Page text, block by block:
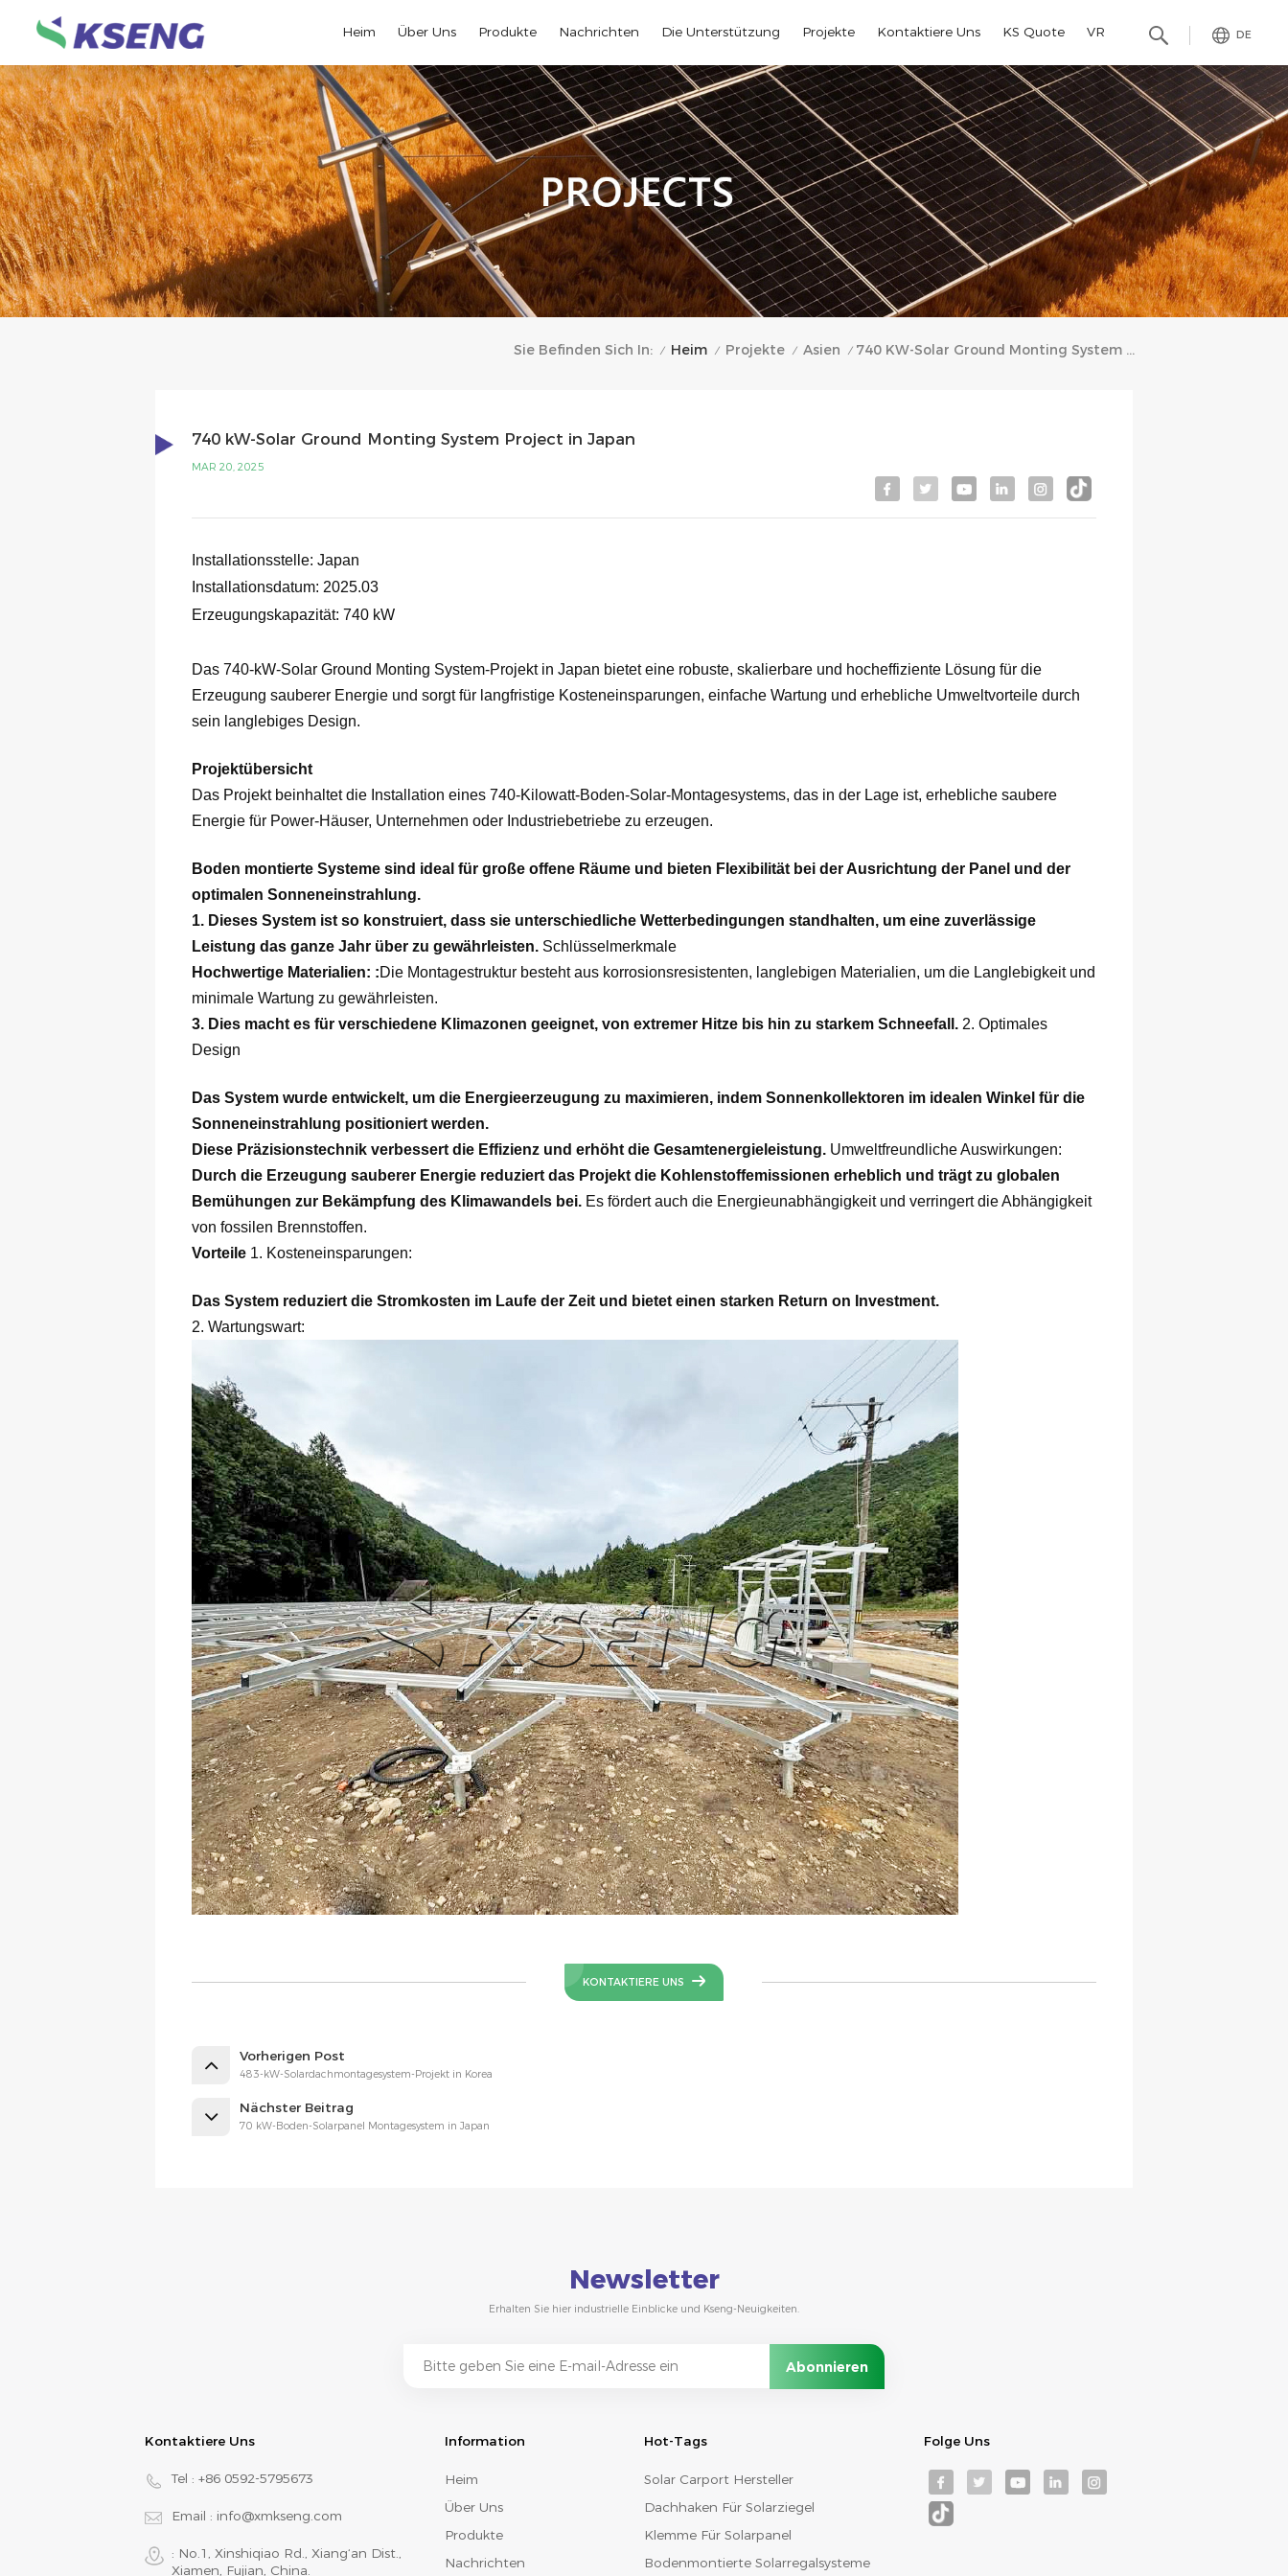
DE
Heim Über Uns Produkte Nachrichten Die Unterstützung Projekte Kontaktiere Uns KS Quote VR
Sie Befinden Sich In: / Heim / Projekte / Asien / 740 KW-Solar Ground Monting System Project In Japan
740 kW-Solar Ground Monting System Project in Japan
MAR 20, 2025
Installationsstelle: Japan
Installationsdatum: 2025.03
Erzeugungskapazität: 740 kW
Das 740-kW-Solar Ground Monting System-Projekt in Japan bietet eine robuste, skalierbare und hocheffiziente Lösung für die
Erzeugung sauberer Energie und sorgt für langfristige Kosteneinsparungen, einfache Wartung und erhebliche Umweltvorteile durch
sein langlebiges Design.
Projektübersicht
Das Projekt beinhaltet die Installation eines 740-Kilowatt-Boden-Solar-Montagesystems, das in der Lage ist, erhebliche saubere
Energie für Power-Häuser, Unternehmen oder Industriebetriebe zu erzeugen.
Boden montierte Systeme sind ideal für große offene Räume und bieten Flexibilität bei der Ausrichtung der Panel und der
optimalen Sonneneinstrahlung.
1. Dieses System ist so konstruiert, dass sie unterschiedliche Wetterbedingungen standhalten, um eine zuverlässige
Leistung das ganze Jahr über zu gewährleisten. Schlüsselmerkmale
Hochwertige Materialien: :Die Montagestruktur besteht aus korrosionsresistenten, langlebigen Materialien, um die Langlebigkeit und
minimale Wartung zu gewährleisten.
3. Dies macht es für verschiedene Klimazonen geeignet, von extremer Hitze bis hin zu starkem Schneefall. 2. Optimales
Design
Das System wurde entwickelt, um die Energieerzeugung zu maximieren, indem Sonnenkollektoren im idealen Winkel für die
Sonneneinstrahlung positioniert werden.
Diese Präzisionstechnik verbessert die Effizienz und erhöht die Gesamtenergieleistung. Umweltfreundliche Auswirkungen:
Durch die Erzeugung sauberer Energie reduziert das Projekt die Kohlenstoffemissionen erheblich und trägt zu globalen
Bemühungen zur Bekämpfung des Klimawandels bei. Es fördert auch die Energieunabhängigkeit und verringert die Abhängigkeit
von fossilen Brennstoffen.
Vorteile 1. Kosteneinsparungen:
Das System reduziert die Stromkosten im Laufe der Zeit und bietet einen starken Return on Investment.
2. Wartungswart:
KONTAKTIERE UNS
Vorherigen Post
483-kW-Solardachmontagesystem-Projekt in Korea
Nächster Beitrag
70 kW-Boden-Solarpanel Montagesystem in Japan
Newsletter
Erhalten Sie hier industrielle Einblicke und Kseng-Neuigkeiten.
Kontaktiere Uns
Tel : +86 0592-5795673
Email : info@xmkseng.com
: No.1, Xinshiqiao Rd., Xiang‘an Dist.,
Xiamen, Fujian, China.
Information
Heim
Über Uns
Produkte
Nachrichten
Hot-Tags
Solar Carport Hersteller
Dachhaken Für Solarziegel
Klemme Für Solarpanel
Bodenmontierte Solarregalsysteme
Folge Uns